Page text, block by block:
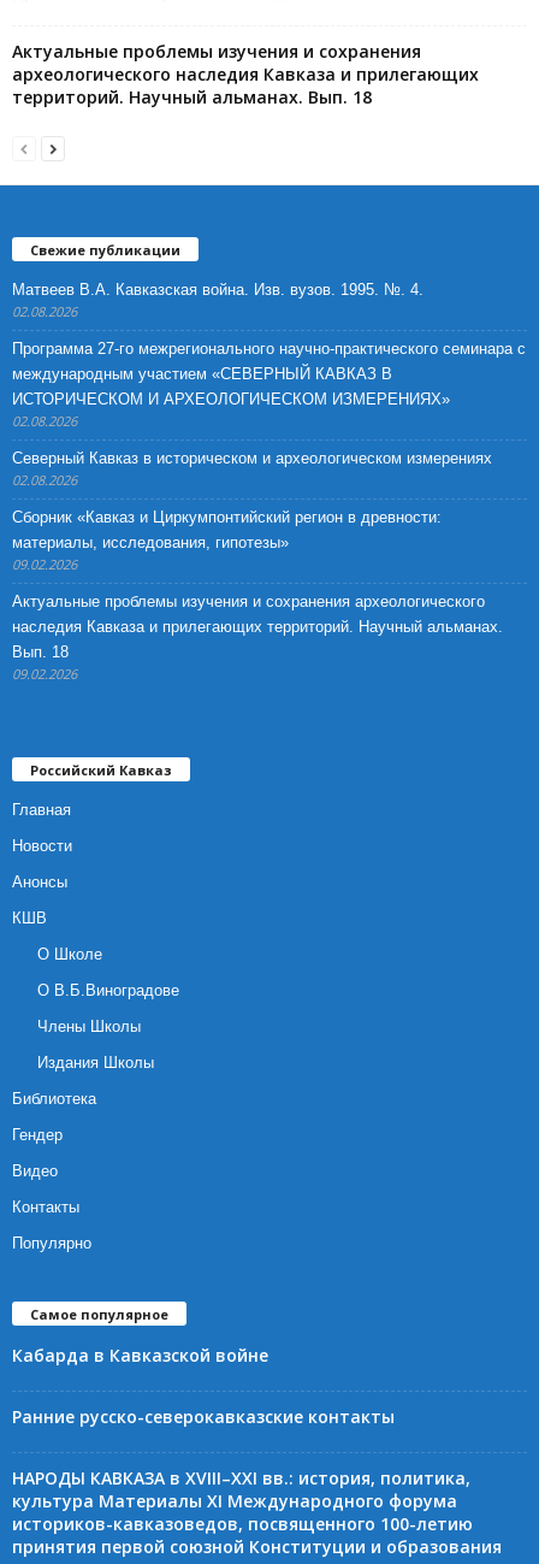
Актуальные проблемы изучения и сохранения
археологического наследия Кавказа и прилегающих
территорий. Научный альманах. Вып. 18
Свежие публикации
Матвеев В.А. Кавказская война. Изв. вузов. 1995. №. 4.
02.08.2026
Программа 27-го межрегионального научно-практического семинара с
международным участием «СЕВЕРНЫЙ КАВКАЗ В
ИСТОРИЧЕСКОМ И АРХЕОЛОГИЧЕСКОМ ИЗМЕРЕНИЯХ»
02.08.2026
Северный Кавказ в историческом и археологическом измерениях
02.08.2026
Сборник «Кавказ и Циркумпонтийский регион в древности:
материалы, исследования, гипотезы»
09.02.2026
Актуальные проблемы изучения и сохранения археологического
наследия Кавказа и прилегающих территорий. Научный альманах.
Вып. 18
09.02.2026
Российский Кавказ
Главная
Новости
Анонсы
КШВ
О Школе
О В.Б.Виноградове
Члены Школы
Издания Школы
Библиотека
Гендер
Видео
Контакты
Популярно
Самое популярное
Кабарда в Кавказской войне
Ранние русско-северокавказские контакты
НАРОДЫ КАВКАЗА в XVIII–XXI вв.: история, политика,
культура Материалы XI Международного форума
историков-кавказоведов, посвященного 100-летию
принятия первой союзной Конституции и образования